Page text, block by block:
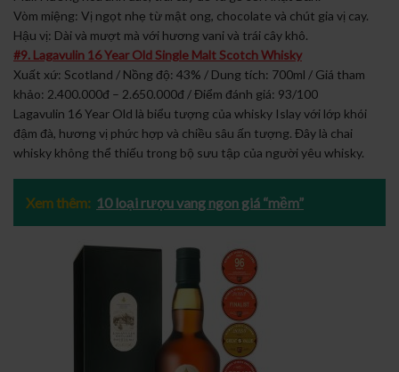
Vòm miệng: Vị ngọt nhẹ từ mật ong, chocolate và chút gia vị cay.
Hậu vị: Dài và mượt mà với hương vani và trái cây khô.
#9. Lagavulin 16 Year Old Single Malt Scotch Whisky
Xuất xứ: Scotland / Nồng độ: 43% / Dung tích: 700ml / Giá tham
khảo: 2.400.000đ – 2.650.000đ / Điểm đánh giá: 93/100
Lagavulin 16 Year Old là biểu tượng của whisky Islay với lớp khói
đậm đà, hương vị phức hợp và chiều sâu ấn tượng. Đây là chai
whisky không thể thiếu trong bộ sưu tập của người yêu whisky.
Xem thêm: 10 loại rượu vang ngon giá “mềm”